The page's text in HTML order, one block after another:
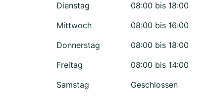
Dienstag
08:00 bis 18:00
Mittwoch
08:00 bis 16:00
Donnerstag
08:00 bis 18:00
Freitag
08:00 bis 14:00
Samstag
Geschlossen